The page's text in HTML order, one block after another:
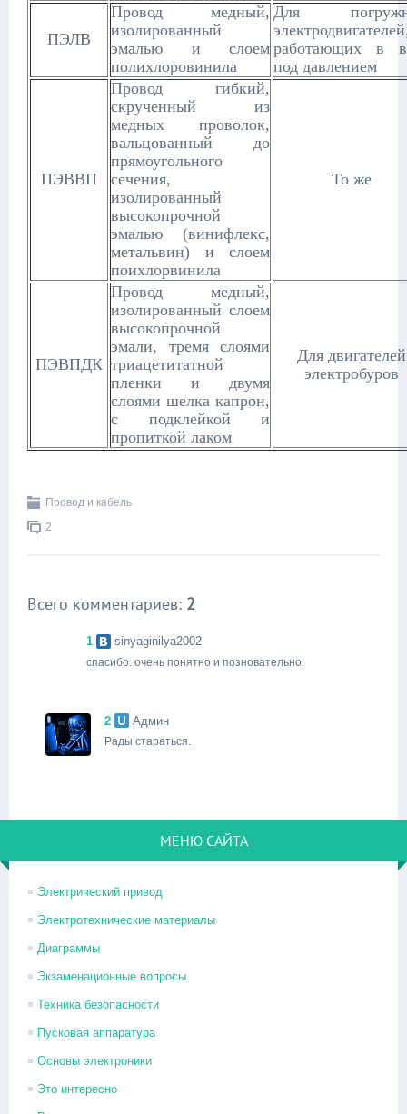
ПЭЛВ
Провод медный,
изолированный
эмалью и слоем
полихлоровинила
Для
работающих в
под давлением
ПЭВВП
Провод гибкий,
скрученный из
медных проволок,
вальцованный до
прямоугольного
сечения,
изолированный
высокопрочной
эмалью (винифлекс,
метальвин) и слоем
поихлорвинила
То же
ПЭВПДК
Провод медный,
изолированный слоем
высокопрочной
эмали, тремя слоями
триацетитатной
пленки и двумя
слоями шелка капрон,
с подклейкой и
пропиткой лаком
Для двигателей
электробуров
Провод и кабель
2
Всего комментариев: 2
1 sinyaginilya2002
спасибо. очень понятно и позновательно.
2 Админ
Рады стараться.
МЕНЮ САЙТА
Электрический привод
Электротехнические материалы
Диаграммы
Экзаменационные вопросы
Техника безопасности
Пусковая аппаратура
Основы электроники
Это интересно